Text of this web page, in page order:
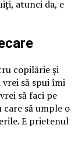
atunci da, e
copilărie și
să spui îmi
să faci pe
care să umple o
E prietenul